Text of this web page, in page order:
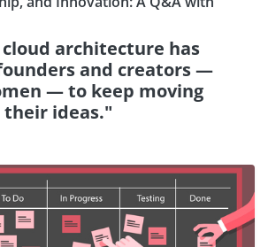
architecture has
and creators —
— to keep moving
ideas."